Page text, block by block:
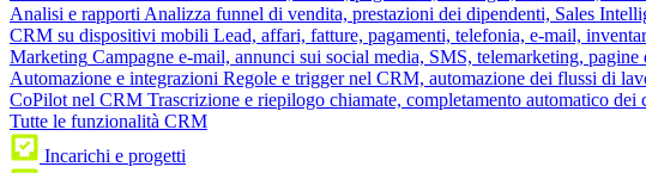
Analisi e rapporti Analizza funnel di vendita, prestazioni dei dipendenti, Sales
CRM su dispositivi mobili Lead, affari, fatture, pagamenti, telefonia, e-mail,
Marketing Campagne e-mail, annunci sui social media, SMS, telemarketing, pagine
Automazione e integrazioni Regole e trigger nel CRM, automazione dei flussi di
CoPilot nel CRM Trascrizione e riepilogo chiamate, completamento automatico dei
Tutte le funzionalità CRM
Incarichi e progetti